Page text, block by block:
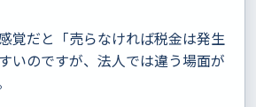
覚だと「売らなければ税金は発生
いのですが、法人では違う場面が